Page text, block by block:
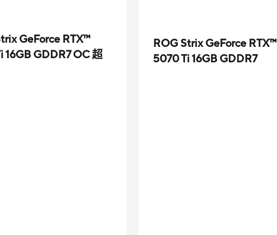
GeForce RTX™
16GB GDDR7 OC 超
ROG Strix GeForce RTX™
5070 Ti 16GB GDDR7